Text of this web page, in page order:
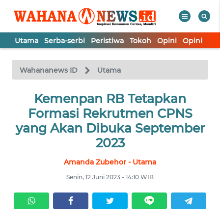
Utama Serba-serbi Peristiwa Tokoh Opini Opini
Wahananews ID Utama
Kemenpan RB Tetapkan
Formasi Rekrutmen CPNS
yang Akan Dibuka September
2023
Amanda Zubehor - Utama
Senin, 12 Juni 2023 - 14:10 WIB
TV
Tutup
UTAMA
SERBA-
SERBI
TOKOH